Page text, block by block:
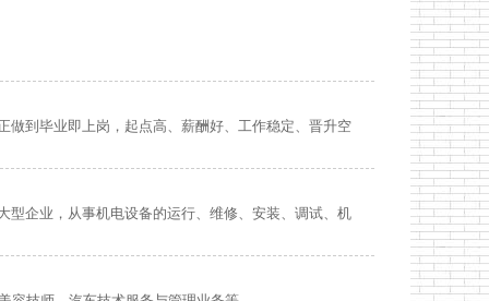
到毕业即上岗，起点高、薪酬好、工作稳定、晋升空
企业，从事机电设备的运行、维修、安装、调试、机